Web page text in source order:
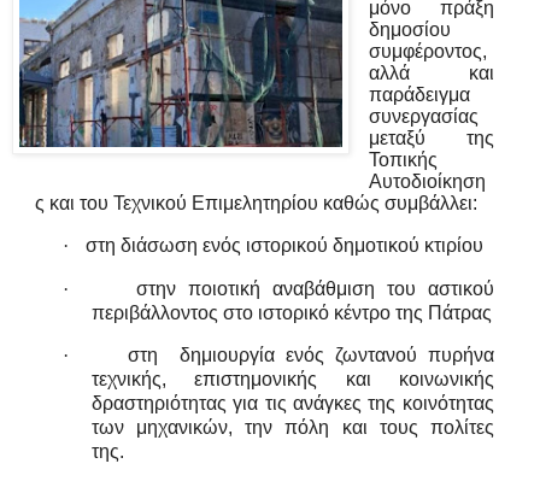
μόνο πράξη
δημοσίου
συμφέροντος,
αλλά και
παράδειγμα
συνεργασίας
μεταξύ της
Τοπικής
Αυτοδιοίκηση
ς και του Τεχνικού Επιμελητηρίου καθώς συμβάλλει:
· στη διάσωση ενός ιστορικού δημοτικού κτιρίου
·
στην ποιοτική αναβάθμιση του αστικού
περιβάλλοντος στο ιστορικό κέντρο της Πάτρας
· στη
δημιουργία ενός ζωντανού πυρήνα
τεχνικής, επιστημονικής και κοινωνικής
δραστηριότητας για τις ανάγκες της κοινότητας
των μηχανικών, την πόλη και τους πολίτες
της.